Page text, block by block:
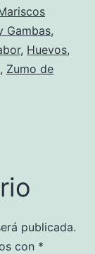
Gambas,
, Huevos,
, Zumo de
publicada.
con *